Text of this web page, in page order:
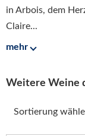
in Arbois, dem
Claire...
mehr
Weitere Weine
Sortierung